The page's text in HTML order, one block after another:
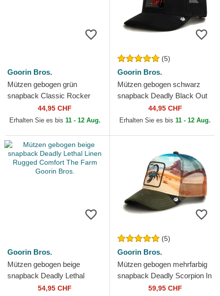
Goorin Bros.
Mützen gebogen grün
snapback Classic Rocker
Deadly The Farm Goorin
Bros.
44,95 CHF
Erhalten Sie es bis 11 - 12 Aug.
(5)
Goorin Bros.
Mützen gebogen schwarz
snapback Deadly Black Out
Scorpion Metallic The Farm
Goorin Bros.
44,95 CHF
Erhalten Sie es bis 11 - 12 Aug.
Goorin Bros.
Mützen gebogen beige
snapback Deadly Lethal
Linen Rugged Comfort The
54,95 CHF
(5)
Goorin Bros.
Mützen gebogen mehrfarbig
snapback Deadly Scorpion In
The Element The Farm
59,95 CHF